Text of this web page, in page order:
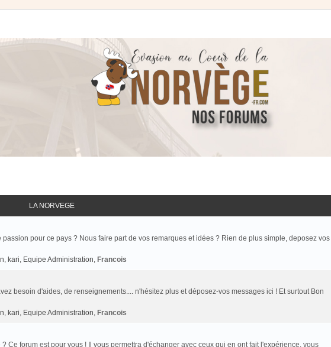
LA NORVEGE
pour ce pays ? Nous faire part de vos remarques et idées ? Rien de plus simple, deposez vos
, kari, Equipe Administration, Francois
besoin d'aides, de renseignements.... n'hésitez plus et déposez-vos messages ici ! Et surtout Bon
, kari, Equipe Administration, Francois
Ce forum est pour vous ! Il vous permettra d'échanger avec ceux qui en ont fait l'expérience, vous